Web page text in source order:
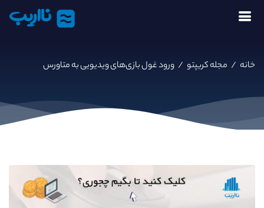
نااریب
خانه / مجله کریپتو / ورود غول بازی‌های ویدیویی به متاورس